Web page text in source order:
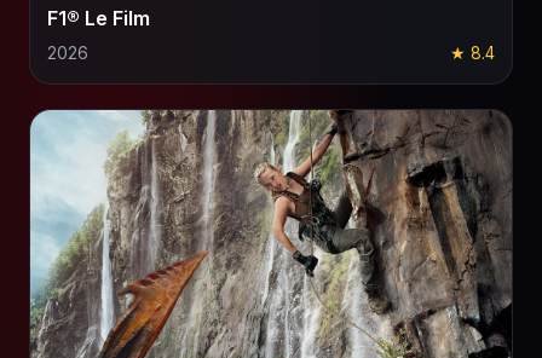
F1® Le Film
2026 ★ 8.4